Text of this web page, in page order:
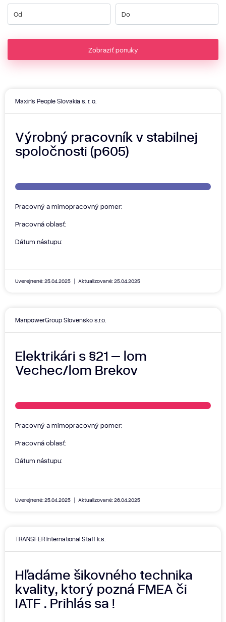
Zobraziť ponuky
Maxin's People Slovakia s. r. o.
Výrobný pracovník v stabilnej
spoločnosti (p605)
Pracovný a mimopracovný pomer:
Pracovná oblasť:
Dátum nástupu:
Uverejnené: 25.04.2025 Aktualizované: 25.04.2025
ManpowerGroup Slovensko s.r.o.
Elektrikári s §21 – lom
Vechec/lom Brekov
Pracovný a mimopracovný pomer:
Pracovná oblasť:
Dátum nástupu:
Uverejnené: 25.04.2025 Aktualizované: 26.04.2025
TRANSFER International Staff k.s.
Hľadáme šikovného technika
kvality, ktorý pozná FMEA či
IATF . Prihlás sa !